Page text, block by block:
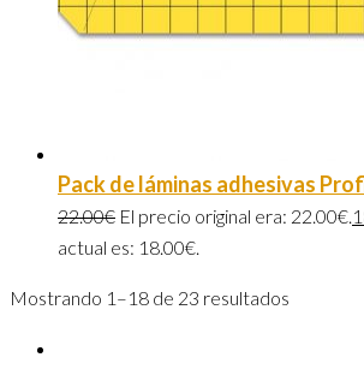
Pack de láminas adhesivas
22.00€ El precio original era: 22.00€.
actual es: 18.00€.
Mostrando 1–18 de 23 resultados